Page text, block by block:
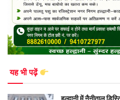
यह भी पढ़ें